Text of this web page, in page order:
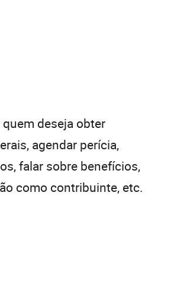
quem deseja obter
agendar perícia,
falar sobre benefícios,
como contribuinte, etc.